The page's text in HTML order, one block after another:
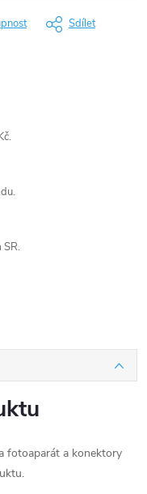
Sdílet
fotoaparát a konektory